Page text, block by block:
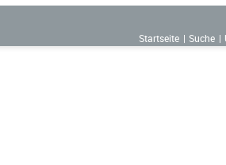
Startseite
Suche